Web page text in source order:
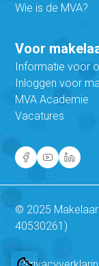
Wie is de MVA?
Voor
Informatie voor
Inloggen voor
MVA Academie
Vacatures
© 2025
40530261)